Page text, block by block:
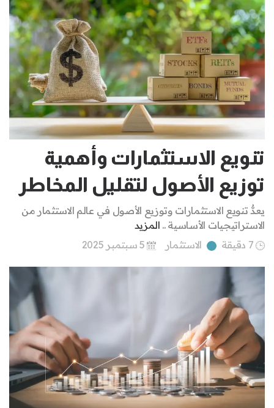
تنويع الاستثمارات وأهمية
توزيع الأصول لتقليل المخاطر
يعدُّ تنويع الاستثمارات وتوزيع الأصول في عالم الاستثمار من
الاستراتيجيات الأساسية .. المزيد
7 دقيقة
الاستثمار 5 سبتمبر 2025